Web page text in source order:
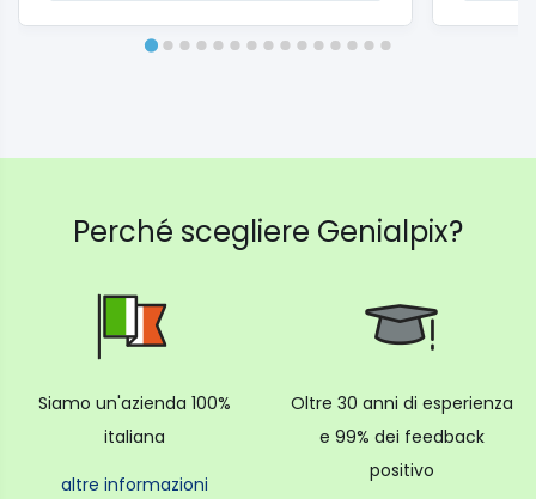
Riunisci tutti i tuoi momenti preferiti in un’unica
dell’app, potrai decorare le tue foto prima della
stampa.
occasione (o anche per nascondere lo sconosciuto
sullo sfondo).
Perché scegliere Genialpix?
Siamo un'azienda 100%
italiana
altre informazioni
Oltre 30 anni di esperienza
e 99% dei feedback
positivo